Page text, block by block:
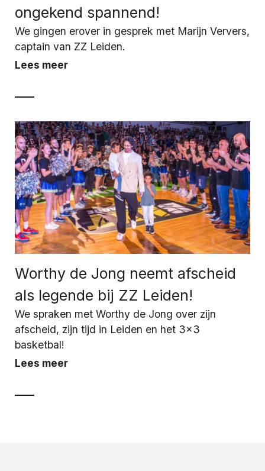
ongekend spannend!
We gingen erover in gesprek met Marijn Ververs,
captain van ZZ Leiden.
Lees meer
Worthy de Jong neemt afscheid
als legende bij ZZ Leiden!
We spraken met Worthy de Jong over zijn
afscheid, zijn tijd in Leiden en het 3x3
basketbal!
Lees meer